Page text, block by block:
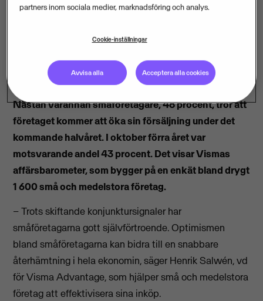
Nästan varannan småföretagare, 48 procent, tror att
företaget kommer att öka sin försäljning under det
kommande halvåret. I oktober förra året var
motsvarande andel 43 procent.Det visar Vismas
affärsbarometer, som bygger på en enkät bland drygt
1 600 små och medelstora företag.
– Trots skiftande konjunktursignaler har
småföretagarna gott självförtroende. Optimismen
bland småföretagarna kan bidra till en snabbare
återhämtning i hela ekonomin, säger Henrik Salwén, vd
för Visma Advantage, som hjälper små och medelstora
företag att effektivisera sina inköp.
partners inom sociala medier, marknadsföring och analys.
Cookie-inställningar
Avvisa alla Acceptera alla cookies